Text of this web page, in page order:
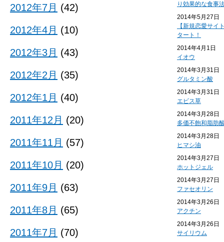
り効果的な食事
2014年5月27日
【新規恋愛サイ
タート！
2014年4月1日
イオウ
2014年3月31日
グルタミン酸
2014年3月31日
エビス草
2014年3月28日
多価不飽和脂肪
2014年3月28日
ヒマシ油
2014年3月27日
ホットジェル
2014年3月27日
ファセオリン
2014年3月26日
アクチン
2014年3月26日
サイリウム
2012年7月 (42)
2012年4月 (10)
2012年3月 (43)
2012年2月 (35)
2012年1月 (40)
2011年12月 (20)
2011年11月 (57)
2011年10月 (20)
2011年9月 (63)
2011年8月 (65)
2011年7月 (70)